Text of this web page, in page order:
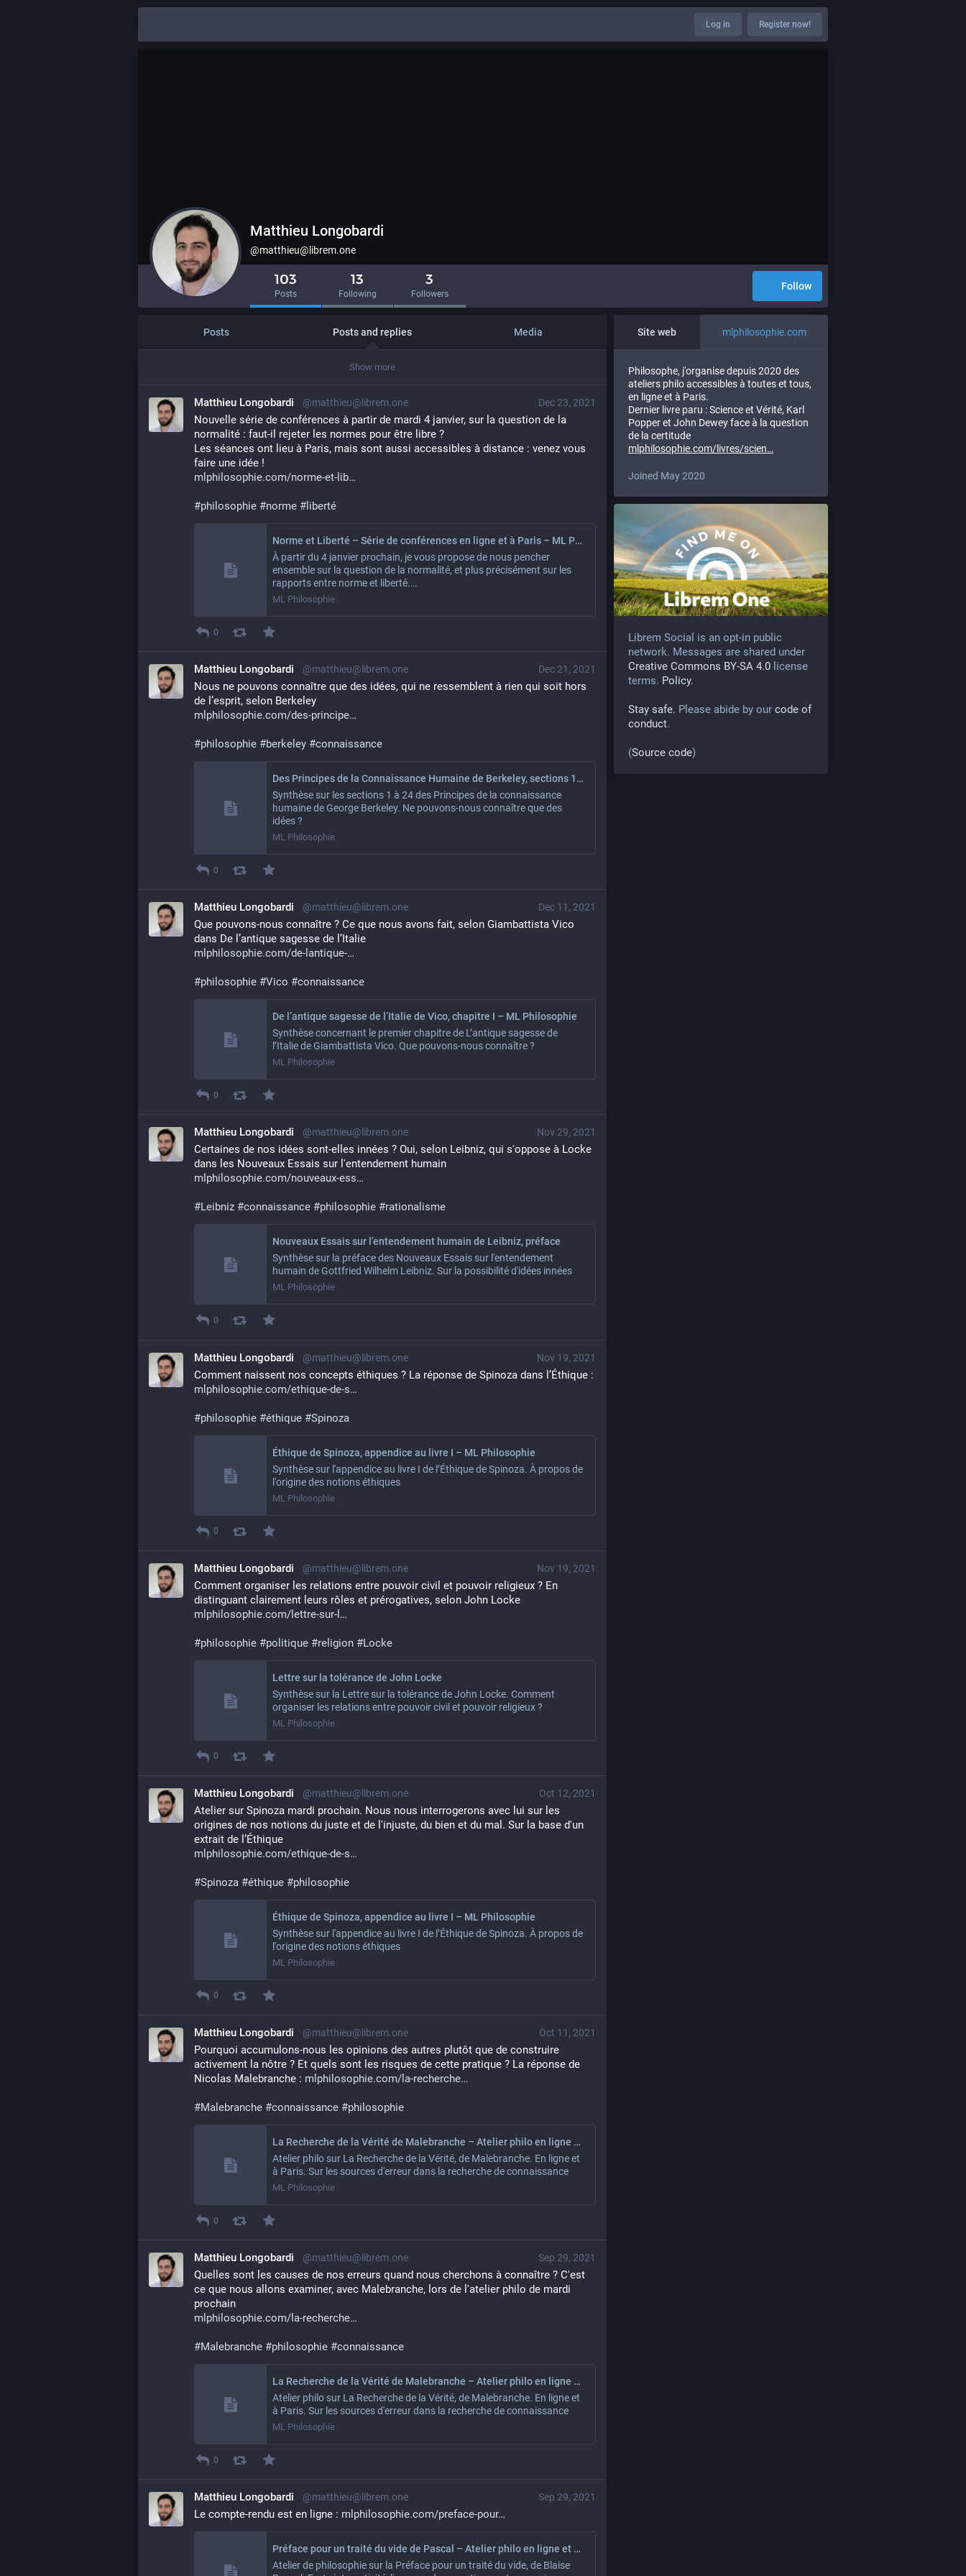
Log in Register now!
Matthieu Longobardi
@matthieu@librem.one
103
Posts
13
Following
3
Followers
Follow
Posts Posts and replies Media
Show more
Dec 23, 2021
Matthieu Longobardi @matthieu@librem.one
Nouvelle série de conférences à partir de mardi 4 janvier, sur la question de la
normalité : faut-il rejeter les normes pour être libre ?
Les séances ont lieu à Paris, mais sont aussi accessibles à distance : venez vous
faire une idée !
mlphilosophie.com/norme-et-lib
#philosophie #norme # liberté
Norme et Liberté – Série de conférences en ligne et à Paris – ML Philosophie
À partir du 4 janvier prochain, je vous propose de nous pencher
ensemble sur la question de la normalité, et plus précisément sur les
rapports entre norme et liberté.…
ML Philosophie
0
Dec 21, 2021
Matthieu Longobardi @matthieu@librem.one
Nous ne pouvons connaître que des idées, qui ne ressemblent à rien qui soit hors
de l’esprit, selon Berkeley
mlphilosophie.com/des-principe
#philosophie #berkeley #connaissance
Des Principes de la Connaissance Humaine de Berkeley, sections 1 à 24
Synthèse sur les sections 1 à 24 des Principes de la connaissance
humaine de George Berkeley. Ne pouvons-nous connaître que des
idées ?
ML Philosophie
0
Dec 11, 2021
Matthieu Longobardi @matthieu@librem.one
Que pouvons-nous connaître ? Ce que nous avons fait, selon Giambattista Vico
dans De l’antique sagesse de l’Italie
mlphilosophie.com/de-lantique-
#philosophie #Vico #connaissance
De l’antique sagesse de l’Italie de Vico, chapitre I – ML Philosophie
Synthèse concernant le premier chapitre de L’antique sagesse de
l’Italie de Giambattista Vico. Que pouvons-nous connaître ?
ML Philosophie
0
Nov 29, 2021
Matthieu Longobardi @matthieu@librem.one
Certaines de nos idées sont-elles innées ? Oui, selon Leibniz, qui s'oppose à Locke
dans les Nouveaux Essais sur l'entendement humain
mlphilosophie.com/nouveaux-ess
#Leibniz #connaissance #philosophie #rationalisme
Nouveaux Essais sur l’entendement humain de Leibniz, préface
Synthèse sur la préface des Nouveaux Essais sur l'entendement
humain de Gottfried Wilhelm Leibniz. Sur la possibilité d'idées innées
ML Philosophie
0
Nov 19, 2021
Matthieu Longobardi @matthieu@librem.one
mlphilosophie.com/ethique-de-s
#philosophie #éthique #Spinoza
Éthique de Spinoza, appendice au livre I – ML Philosophie
Synthèse sur l'appendice au livre I de l’Éthique de Spinoza. À propos de
l'origine des notions éthiques
ML Philosophie
0
Nov 19, 2021
Matthieu Longobardi @matthieu@librem.one
Comment organiser les relations entre pouvoir civil et pouvoir religieux ? En
distinguant clairement leurs rôles et prérogatives, selon John Locke
mlphilosophie.com/lettre-sur-l
#philosophie #politique #religion #Locke
Lettre sur la tolérance de John Locke
Synthèse sur la Lettre sur la tolérance de John Locke. Comment
organiser les relations entre pouvoir civil et pouvoir religieux ?
ML Philosophie
0
Oct 12, 2021
Matthieu Longobardi @matthieu@librem.one
Atelier sur Spinoza mardi prochain. Nous nous interrogerons avec lui sur les
origines de nos notions du juste et de l'injuste, du bien et du mal. Sur la base d'un
extrait de l’Éthique
mlphilosophie.com/ethique-de-s
#Spinoza #éthique #philosophie
Éthique de Spinoza, appendice au livre I – ML Philosophie
Synthèse sur l'appendice au livre I de l’Éthique de Spinoza. À propos de
l'origine des notions éthiques
ML Philosophie
0
Oct 11, 2021
Matthieu Longobardi @matthieu@librem.one
Pourquoi accumulons-nous les opinions des autres plutôt que de construire
activement la nôtre ? Et quels sont les risques de cette pratique ? La réponse de
Nicolas Malebranche : mlphilosophie.com/la-recherche
#Malebranche #connaissance #philosophie
La Recherche de la Vérité de Malebranche – Atelier philo en ligne et à Paris
Atelier philo sur La Recherche de la Vérité, de Malebranche. En ligne et
à Paris. Sur les sources d'erreur dans la recherche de connaissance
ML Philosophie
0
Sep 29, 2021
Matthieu Longobardi @matthieu@librem.one
Quelles sont les causes de nos erreurs quand nous cherchons à connaître ? C'est
ce que nous allons examiner, avec Malebranche, lors de l'atelier philo de mardi
prochain
mlphilosophie.com/la-recherche
#Malebranche #philosophie #connaissance
La Recherche de la Vérité de Malebranche – Atelier philo en ligne et à Paris
Atelier philo sur La Recherche de la Vérité, de Malebranche. En ligne et
à Paris. Sur les sources d'erreur dans la recherche de connaissance
ML Philosophie
0
Sep 29, 2021
Matthieu Longobardi @matthieu@librem.one
Le compte-rendu est en ligne : mlphilosophie.com/preface-pour
Préface pour un traité du vide de Pascal – Atelier philo en ligne et à Paris – ML Philosophie
Atelier de philosophie sur la Préface pour un traité du vide, de Blaise
Site web mlphilosophie.com
Philosophe, j'organise depuis 2020 des
ateliers philo accessibles à toutes et tous,
en ligne et à Paris.
Dernier livre paru : Science et Vérité, Karl
Popper et John Dewey face à la question
de la certitude
mlphilosophie.com/livres/scien
Joined May 2020
Librem Social is an opt-in public
network. Messages are shared under
Creative Commons BY-SA 4.0 license
terms. Policy.
Stay safe. Please abide by our code of
conduct.
(Source code)